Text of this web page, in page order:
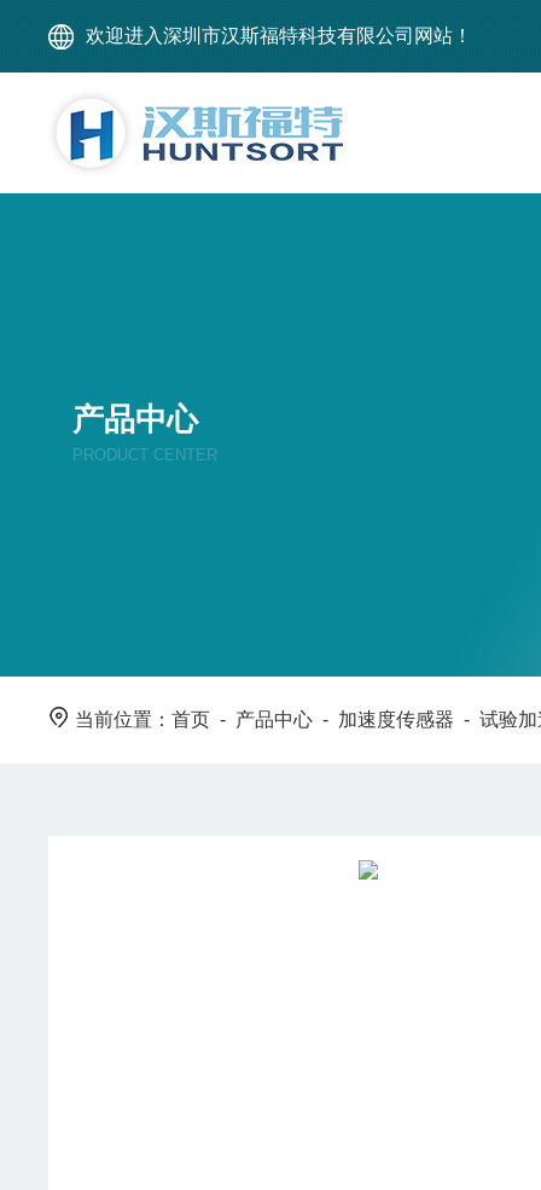
欢迎进入深圳市汉斯福特科技有限公司网站！
产品中心
PRODUCT CENTER
当前位置：首页 - 产品中心 - 加速度传感器 -试验